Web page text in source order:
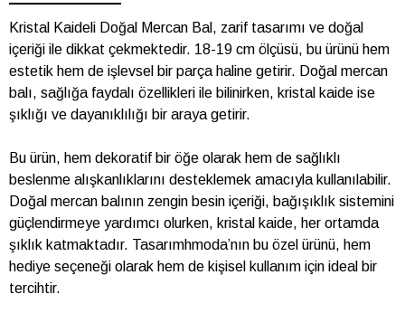
Kristal Kaideli Doğal Mercan Bal, zarif tasarımı ve doğal
içeriği ile dikkat çekmektedir. 18-19 cm ölçüsü, bu ürünü hem
estetik hem de işlevsel bir parça haline getirir. Doğal mercan
balı, sağlığa faydalı özellikleri ile bilinirken, kristal kaide ise
şıklığı ve dayanıklılığı bir araya getirir.
Bu ürün, hem dekoratif bir öğe olarak hem de sağlıklı
beslenme alışkanlıklarını desteklemek amacıyla kullanılabilir.
Doğal mercan balının zengin besin içeriği, bağışıklık sistemini
güçlendirmeye yardımcı olurken, kristal kaide, her ortamda
şıklık katmaktadır. Tasarımhmoda’nın bu özel ürünü, hem
hediye seçeneği olarak hem de kişisel kullanım için ideal bir
tercihtir.